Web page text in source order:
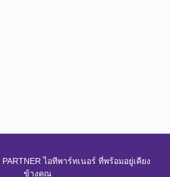
ไอทีพาร์ทเนอร์ ที่พร้อมอยู่เคียง
ข้างคุณ